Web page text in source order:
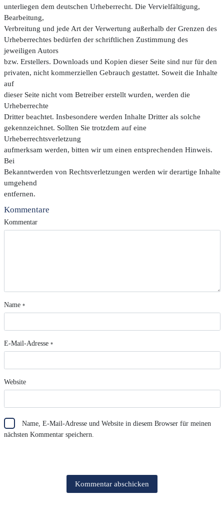
unterliegen dem deutschen Urheberrecht. Die Vervielfältigung,
Bearbeitung,
Verbreitung und jede Art der Verwertung außerhalb der Grenzen des
Urheberrechtes bedürfen der schriftlichen Zustimmung des
jeweiligen Autors
bzw. Erstellers. Downloads und Kopien dieser Seite sind nur für den
privaten, nicht kommerziellen Gebrauch gestattet. Soweit die Inhalte
auf
dieser Seite nicht vom Betreiber erstellt wurden, werden die
Urheberrechte
Dritter beachtet. Insbesondere werden Inhalte Dritter als solche
gekennzeichnet. Sollten Sie trotzdem auf eine
Urheberrechtsverletzung
aufmerksam werden, bitten wir um einen entsprechenden Hinweis.
Bei
Bekanntwerden von Rechtsverletzungen werden wir derartige Inhalte
umgehend
entfernen.
Kommentare
Kommentar
Name *
E-Mail-Adresse *
Website
Name, E-Mail-Adresse und Website in diesem Browser für meinen
nächsten Kommentar speichern.